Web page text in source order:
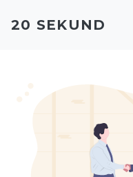
20 SEKUND